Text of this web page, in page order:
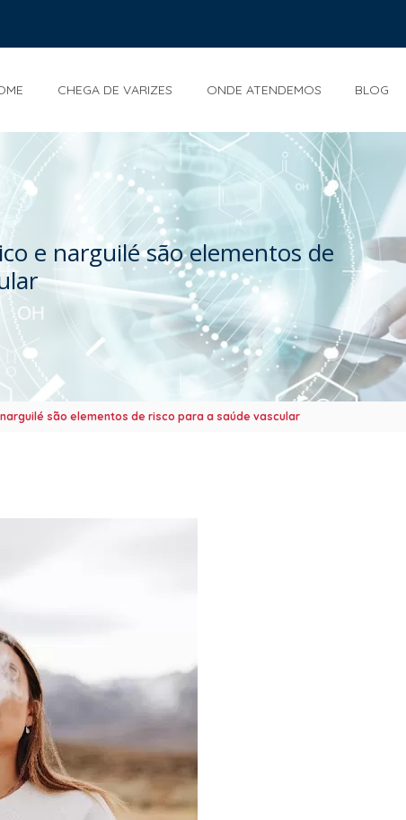
CHEGA DE VARIZES ONDE ATENDEMOS BLOG
e narguilé são elementos de
são elementos de risco para a saúde vascular